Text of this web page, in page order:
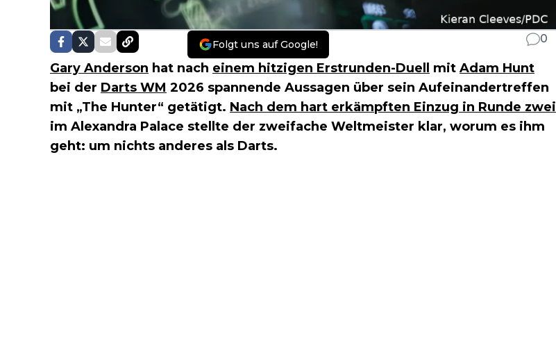
Folgt uns auf Google! 0
Gary Anderson hat nach einem hitzigen Erstrunden-Duell mit Adam Hunt
bei der Darts WM 2026 spannende Aussagen über sein Aufeinandertreffen
mit „The Hunter“ getätigt. Nach dem hart erkämpften Einzug in Runde zwei
im Alexandra Palace stellte der zweifache Weltmeister klar, worum es ihm
geht: um nichts anderes als Darts.